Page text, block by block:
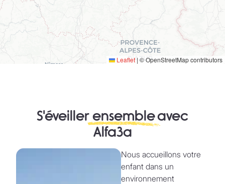
Leaflet | © OpenStreetMap contributors
S'éveillerensembleavec
Alfa3a
Nous accueillons votre
enfant dans un
environnement